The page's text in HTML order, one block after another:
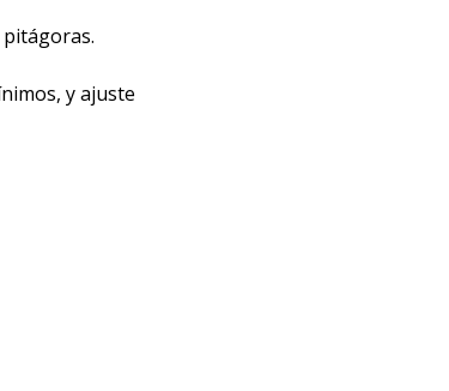
y ajuste